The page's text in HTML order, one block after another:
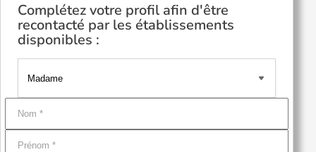
Complétez votre profil afin d'être
recontacté par les établissements
disponibles :